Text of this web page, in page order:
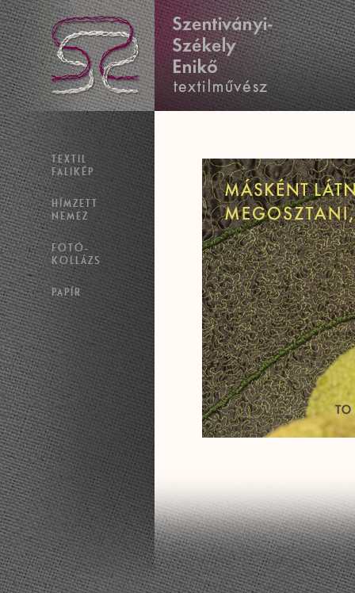
TEXTIL
FALIKÉP
HÍMZETT
NEMEZ
FOTÓ-
KOLLÁZS
PAPÍR